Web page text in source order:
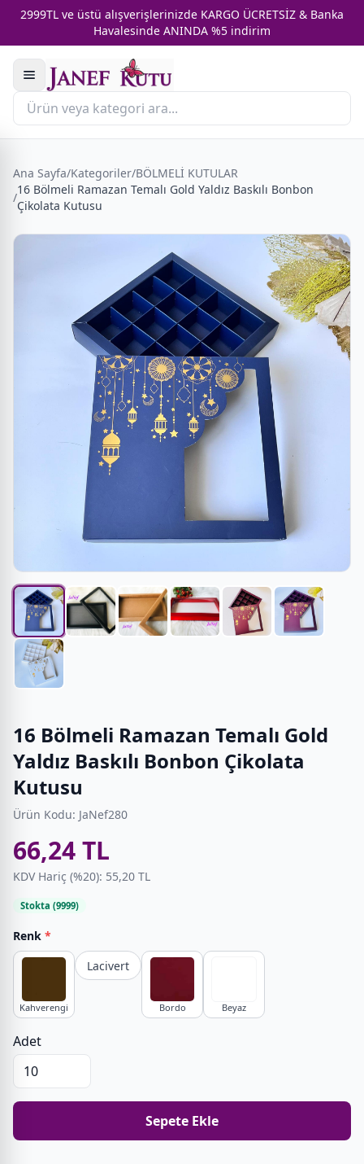
2999TL ve üstü alışverişlerinizde KARGO ÜCRETSİZ & Banka
Havalesinde ANINDA %5 indirim
Ana Sayfa/Kategoriler/BÖLMELİ KUTULAR
/
16 Bölmeli Ramazan Temalı Gold Yaldız Baskılı Bonbon
Çikolata Kutusu
16 Bölmeli Ramazan Temalı Gold
Yaldız Baskılı Bonbon Çikolata
Kutusu
Ürün Kodu: JaNef280
66,24 TL
KDV Hariç (%20): 55,20 TL
Stokta (9999)
Renk *
Kahverengi
Lacivert
Bordo Beyaz
Adet
Sepete Ekle